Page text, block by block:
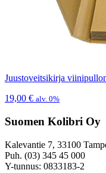
Juustoveitsikirja
19,00 € alv. 0%
Suomen Kolibri Oy
Kalevantie 7, 33100
Puh. (03) 345 45 000
Y-tunnus: 0833183-2